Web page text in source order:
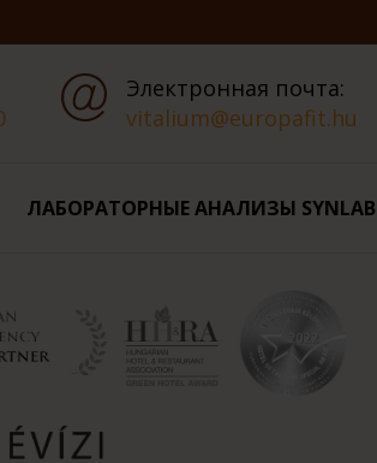
Электронная почта:
vitalium@europafit.hu
ЛАБОРАТОРНЫЕ АНАЛИЗЫ SYNLAB